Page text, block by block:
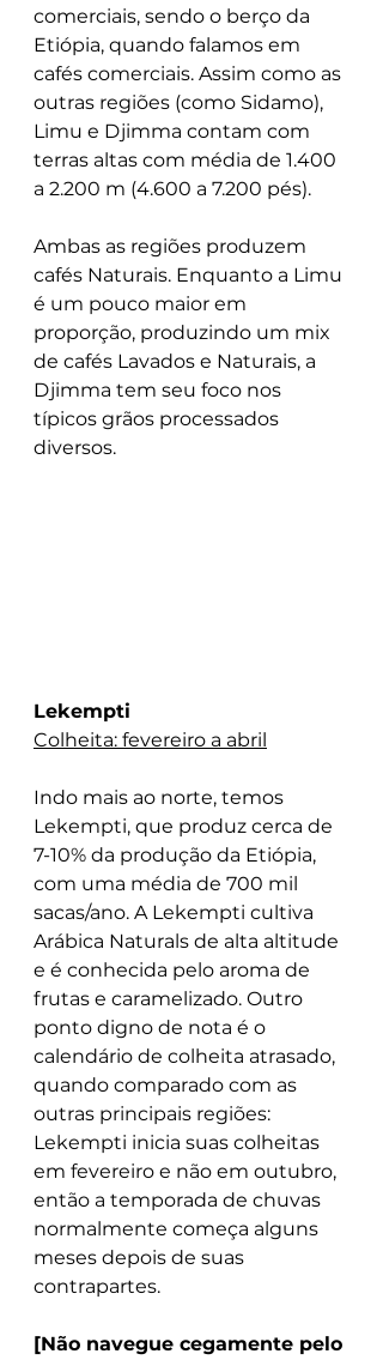
comerciais, sendo o berço da
Etiópia, quando falamos em
cafés comerciais. Assim como as
outras regiões (como Sidamo),
Limu e Djimma contam com
terras altas com média de 1.400
a 2.200 m (4.600 a 7.200 pés).
Ambas as regiões produzem
cafés Naturais. Enquanto a Limu
é um pouco maior em
proporção, produzindo um mix
de cafés Lavados e Naturais, a
Djimma tem seu foco nos
típicos grãos processados ​​
diversos.
Lekempti
Colheita: fevereiro a abril
Indo mais ao norte, temos
Lekempti, que produz cerca de
7-10% da produção da Etiópia,
com uma média de 700 mil
sacas/ano. A Lekempti cultiva
Arábica Naturals de alta altitude
e é conhecida pelo aroma de
frutas e caramelizado. Outro
ponto digno de nota é o
calendário de colheita atrasado,
quando comparado com as
outras principais regiões:
Lekempti inicia suas colheitas
em fevereiro e não em outubro,
então a temporada de chuvas
normalmente começa alguns
meses depois de suas
contrapartes.
[Não navegue cegamente pelo